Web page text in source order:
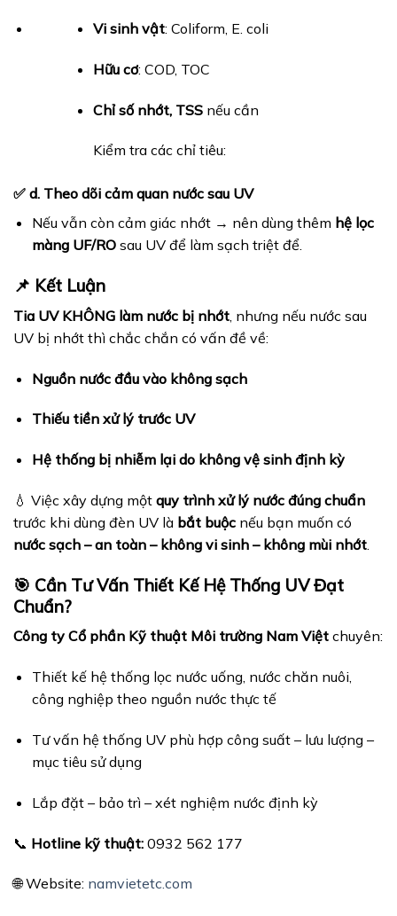
Vi sinh vật: Coliform, E. coli
Hữu cơ: COD, TOC
Chỉ số nhớt, TSSnếu cần
Kiểm tra các chỉ tiêu:
✅ d. Theo dõi cảm quan nước sau UV
Nếu vẫn còn cảm giác nhớt → nên dùng thêm hệ lọc
màng UF/ROsau UV để làm sạch triệt để.
📌 Kết Luận
Tia UV KHÔNG làm nước bị nhớt , nhưng nếu nước sau
UV bị nhớt thì chắc chắn có vấn đề về:
Nguồn nước đầu vào không sạch
Thiếu tiền xử lý trước UV
Hệ thống bị nhiễm lại do không vệ sinh định kỳ
💧 Việc xây dựng một quy trình xử lý nước đúng chuẩn
trước khi dùng đèn UV là bắt buộc nếu bạn muốn có
nước sạch – an toàn – không vi sinh – không mùi nhớt
🎯 Cần Tư Vấn Thiết Kế Hệ Thống UV Đạt
Chuẩn?
Công ty Cổ phần Kỹ thuật Môi trường Nam Việt chuyên:
Thiết kế hệ thống lọc nước uống, nước chăn nuôi,
công nghiệp theo nguồn nước thực tế
Tư vấn hệ thống UV phù hợp công suất – lưu lượng –
mục tiêu sử dụng
Lắp đặt – bảo trì – xét nghiệm nước định kỳ
📞 Hotline kỹ thuật: 0932 562 177
🌐 Website: namvietetc.com